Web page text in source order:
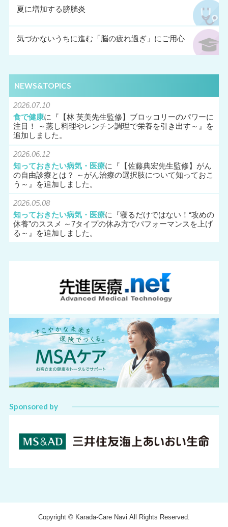
夏に増加する膀胱炎
気づかないうちに進む「脳の疲れ過ぎ」にご用心
NEWS&TOPICS
2026.07.10
食で健康に『 【林 芙美先生監修】ブロッコリーのパワーに
注目！ ～蒸し料理やレンチン調理で栄養を引き出す～ 』を
追加しました。
2026.06.12
知っておきたい病気・医療に『 【佐藤典宏先生監修】がん
の自由診療とは？ ～がん治療の選択肢について知っておこ
う～ 』を追加しました。
2026.05.08
知っておきたい病気・医療に『寝るだけではない！“攻めの
休養”のススメ ～7タイプの休み方でパフォーマンスを上げ
る～ 』を追加しました。
Sponsored by
Copyright © Karada-Care Navi All Rights Reserved.